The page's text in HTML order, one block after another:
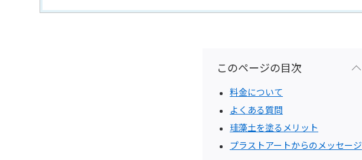
このページの目次
料金について
よくある質問
珪藻土を塗るメリット
プラストアートからのメッセージ